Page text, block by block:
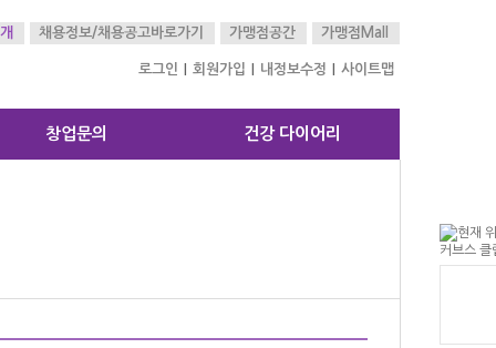
가맹점Mall
가맹점공간
채용정보/채용공고바로가기
로그인 회원가입 내정보수정 사이트맵
창업문의 건강 다이어리